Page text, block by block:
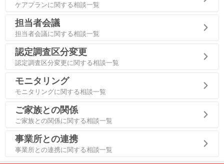
ケアプランに関する相談一覧
担当者会議
担当者会議に関する相談一覧
認定調査区分変更
認定調査区分変更に関する相談一覧
モニタリング
モニタリングに関する相談一覧
ご家族との関係
ご家族との関係に関する相談一覧
事業所との連携
事業所との連携に関する相談一覧